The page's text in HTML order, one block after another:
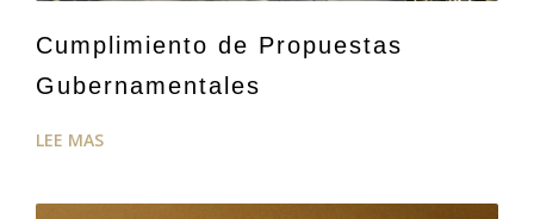
Cumplimiento de Propuestas
Gubernamentales
LEE MAS